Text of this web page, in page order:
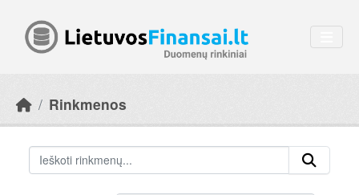
Rinkmenos